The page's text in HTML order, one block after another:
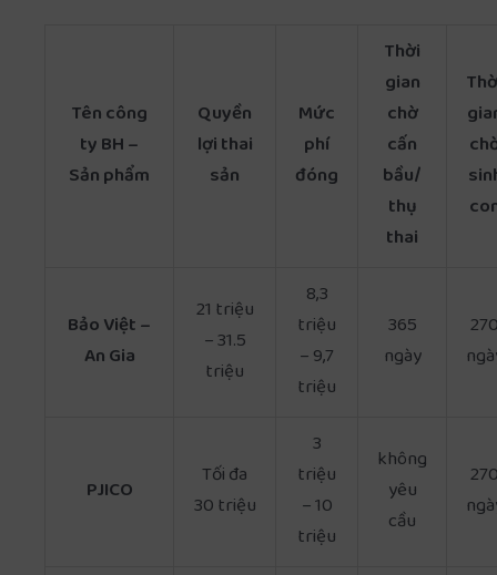
Tên công
ty BH –
Sản phẩm
Quyền
lợi thai
sản
Mức
phí
đóng
Thời
gian
chờ
cấn
bầu/
thụ
thai
Bảo Việt –
An Gia
21 triệu
– 31.5
triệu
8,3
triệu
– 9,7
triệu
365
ngày
PJICO
Tối đa
30 triệu
3
triệu
– 10
triệu
không
yêu
cầu